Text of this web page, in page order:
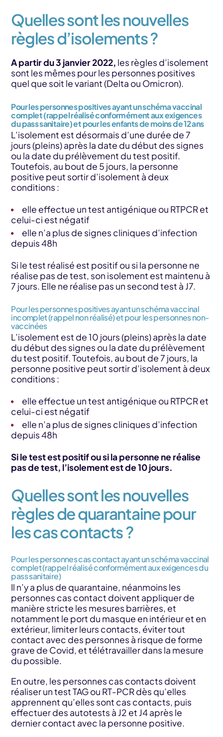
Quelles sont les nouvelles
règles d’isolements ?
A partir du 3 janvier 2022, les règles d’isolement
sont les mêmes pour les personnes positives
quel que soit le variant (Delta ou Omicron).
Pour les personnes positives ayant un schéma vaccinal
complet (rappel réalisé conformément aux exigences
du pass sanitaire) et pour les enfants de moins de 12 ans
L’isolement est désormais d’une durée de 7
jours (pleins) après la date du début des signes
ou la date du prélèvement du test positif.
Toutefois, au bout de 5 jours, la personne
positive peut sortir d’isolement à deux
conditions :
elle effectue un test antigénique ou RTPCR et
celui-ci est négatif
elle n’a plus de signes cliniques d’infection
depuis 48h
Si le test réalisé est positif ou si la personne ne
réalise pas de test, son isolement est maintenu à
7 jours. Elle ne réalise pas un second test à J7.
Pour les personnes positives ayant un schéma vaccinal
incomplet (rappel non réalisé) et pour les personnes non-
vaccinées
L’isolement est de 10 jours (pleins) après la date
du début des signes ou la date du prélèvement
du test positif. Toutefois, au bout de 7 jours, la
personne positive peut sortir d’isolement à deux
conditions :
elle effectue un test antigénique ou RTPCR et
celui-ci est négatif
elle n’a plus de signes cliniques d’infection
depuis 48h
Si le test est positif ou si la personne ne réalise
pas de test, l’isolement est de 10 jours.
Quelles sont les nouvelles
règles de quarantaine pour
les cas contacts ?
Pour les personnes cas contact ayant un schéma vaccinal
complet (rappel réalisé conformément aux exigences du
pass sanitaire)
Il n’y a plus de quarantaine, néanmoins les
personnes cas contact doivent appliquer de
manière stricte les mesures barrières, et
notamment le port du masque en intérieur et en
extérieur, limiter leurs contacts, éviter tout
contact avec des personnes à risque de forme
grave de Covid, et télétravailler dans la mesure
du possible.
En outre, les personnes cas contacts doivent
réaliser un test TAG ou RT-PCR dès qu’elles
apprennent qu’elles sont cas contacts, puis
effectuer des autotests à J2 et J4 après le
dernier contact avec la personne positive.